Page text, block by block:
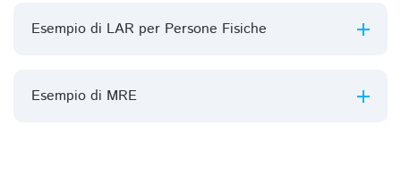
Esempio di LAR per Persone Fisiche
Esempio di MRE